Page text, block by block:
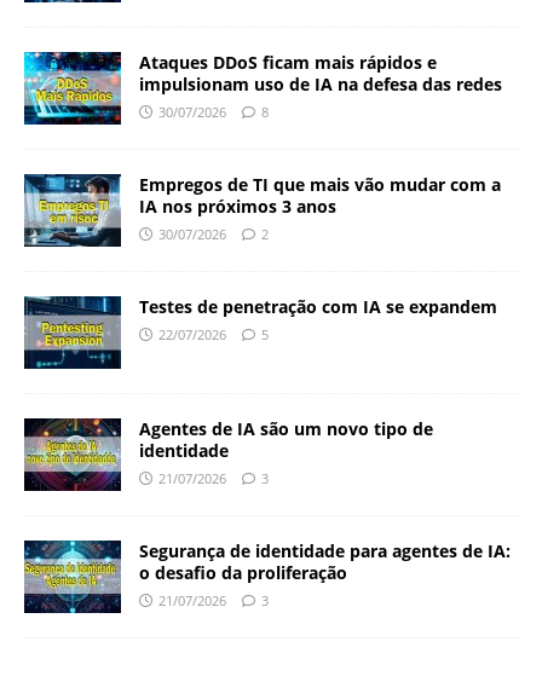
Ataques DDoS ficam mais rápidos e
impulsionam uso de IA na defesa das redes
30/07/2026 8
Empregos de TI que mais vão mudar com a
IA nos próximos 3 anos
30/07/2026 2
Testes de penetração com IA se expandem
22/07/2026 5
Agentes de IA são um novo tipo de
identidade
21/07/2026 3
Segurança de identidade para agentes de IA:
o desafio da proliferação
21/07/2026 3